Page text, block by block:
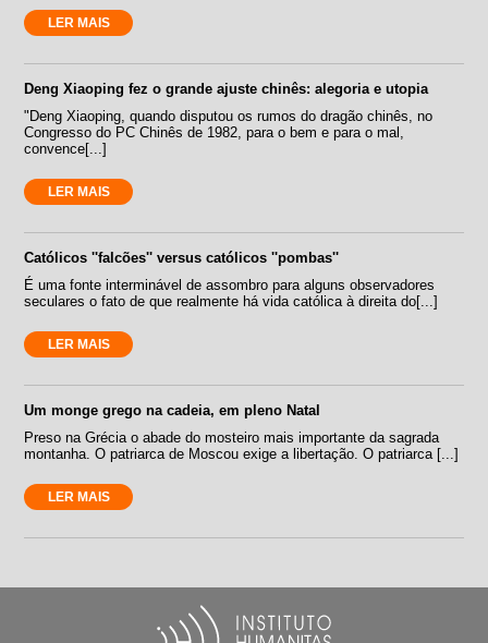
LER MAIS
Deng Xiaoping fez o grande ajuste chinês: alegoria e utopia
"Deng Xiaoping, quando disputou os rumos do dragão chinês, no
Congresso do PC Chinês de 1982, para o bem e para o mal,
convence[...]
LER MAIS
Católicos ''falcões'' versus católicos ''pombas''
É uma fonte interminável de assombro para alguns observadores
seculares o fato de que realmente há vida católica à direita do[...]
LER MAIS
Um monge grego na cadeia, em pleno Natal
Preso na Grécia o abade do mosteiro mais importante da sagrada
montanha. O patriarca de Moscou exige a libertação. O patriarca [...]
LER MAIS